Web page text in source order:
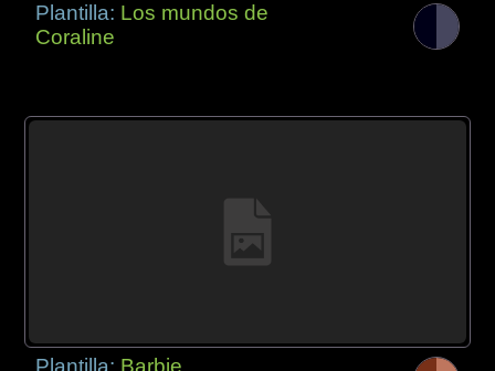
Plantilla: Los mundos de
Coraline
Plantilla: Barbie